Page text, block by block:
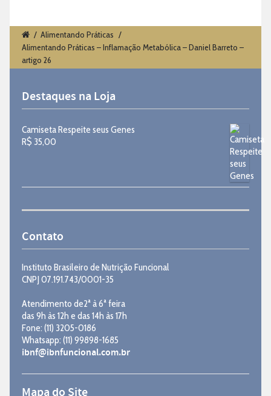
/ Alimentando Práticas /
Alimentando Práticas – Inflamação Metabólica – Daniel Barreto –
artigo 26
Destaques na Loja
Camiseta Respeite seus Genes
R$ 35,00
Contato
Instituto Brasileiro de Nutrição Funcional
CNPJ 07.191.743/0001-35
Atendimento de2ª à 6ª feira
das 9h às 12h e das 14h às 17h
Fone: (11) 3205-0186
Whatsapp: (11) 99898-1685
ibnf@ibnfuncional.com.br
Mapa do Site